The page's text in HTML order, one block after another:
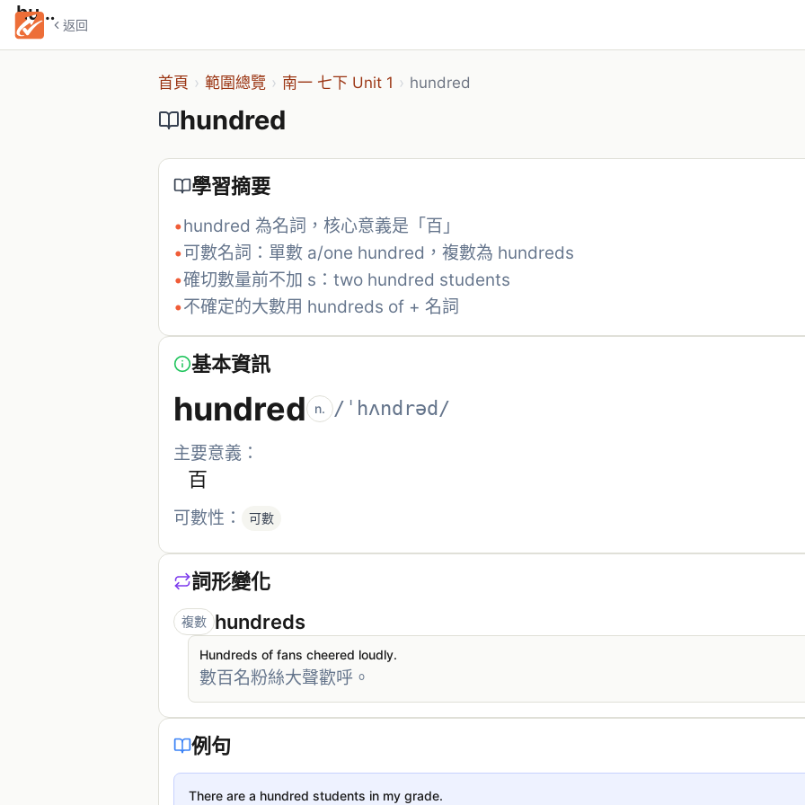
返回
hundred
首頁 › 範圍總覽 › 南一 七下 Unit 1 › hundred
hundred
學習摘要
•hundred 為名詞，核心意義是「百」
•可數名詞：單數 a/one hundred，複數為 hundreds
•確切數量前不加 s：two hundred students
•不確定的大數用 hundreds of + 名詞
基本資訊
hundred n. /ˈhʌndrəd/
主要意義：
百
可數性： 可數
詞形變化
複數 hundreds
Hundreds of fans cheered loudly.
數百名粉絲大聲歡呼。
例句
There are a hundred students in my grade.